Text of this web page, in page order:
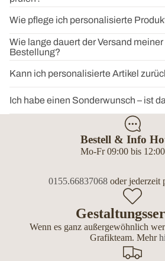
Wie pflege ich personalisierte
Wie lange dauert der Versand
Bestellung?
Kann ich personalisierte Artikel
Ich habe einen Sonderwunsch – ist
Bestell & Info
Mo-Fr 09:00 bis
0155.66837068oder jederzeit
Wenn es ganz außergewöhnlich
Grafikteam. Mehr